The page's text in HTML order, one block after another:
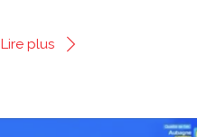
Lire plus